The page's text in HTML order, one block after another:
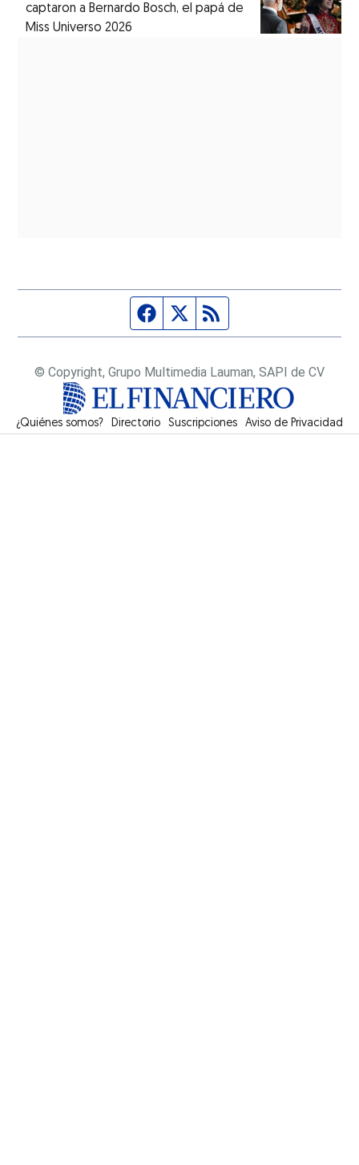
captaron a Bernardo Bosch, el papá de
Miss Universo 2026
Página de Facebook
Fuente Twitter
© Copyright, Grupo Multimedia Lauman, SAPI de CV
¿Quiénes somos? Directorio Suscripciones Opens in new window
Aviso de Privacidad